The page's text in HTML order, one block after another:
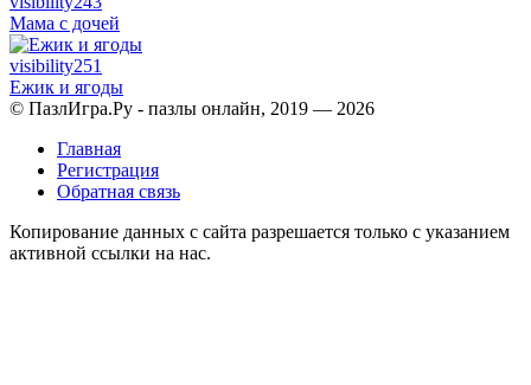
Мама с дочей
visibility251
Ежик и ягоды
© ПазлИгра.Ру - пазлы онлайн, 2019 — 2026
Главная
Регистрация
Обратная связь
Копирование данных с сайта разрешается только с указанием
активной ссылки на нас.